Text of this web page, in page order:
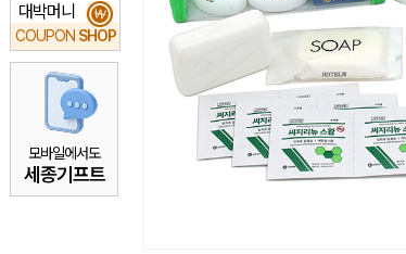
대박머니
COUPON SHOP
₩
모바일에서도
세종기프트